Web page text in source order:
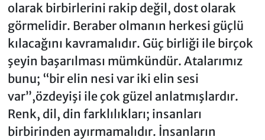
olarak birbirlerini rakip değil, dost olarak
görmelidir. Beraber olmanın herkesi güçlü
kılacağını kavramalıdır. Güç birliği ile birçok
şeyin başarılması mümkündür. Atalarımız
bunu; “bir elin nesi var iki elin sesi
var”,özdeyişi ile çok güzel anlatmışlardır.
Renk, dil, din farklılıkları; insanları
birbirinden ayırmamalıdır. İnsanların